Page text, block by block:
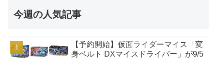
今週の人気記事
【予約開始】仮面ライダーマイス「変
身ベルト DXマイスドライバー」が9/5